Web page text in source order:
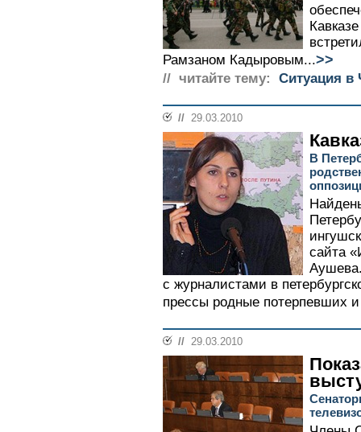
Рамзаном Кадыровым...>>
// читайте тему: Ситуация в
// 29.03.2010
В
сайта
с журналистами в
прессы родные потерпевших
// 29.03.2010